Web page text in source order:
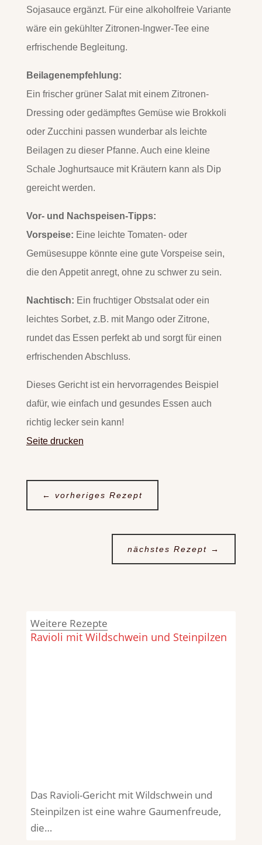
Sojasauce ergänzt. Für eine alkoholfreie Variante
wäre ein gekühlter Zitronen-Ingwer-Tee eine
erfrischende Begleitung.
Beilagenempfehlung:
Ein frischer grüner Salat mit einem Zitronen-
Dressing oder gedämpftes Gemüse wie Brokkoli
oder Zucchini passen wunderbar als leichte
Beilagen zu dieser Pfanne. Auch eine kleine
Schale Joghurtsauce mit Kräutern kann als Dip
gereicht werden.
Vor- und Nachspeisen-Tipps:
Vorspeise: Eine leichte Tomaten- oder
Gemüsesuppe könnte eine gute Vorspeise sein,
die den Appetit anregt, ohne zu schwer zu sein.
Nachtisch: Ein fruchtiger Obstsalat oder ein
leichtes Sorbet, z.B. mit Mango oder Zitrone,
rundet das Essen perfekt ab und sorgt für einen
erfrischenden Abschluss.
Dieses Gericht ist ein hervorragendes Beispiel
dafür, wie einfach und gesundes Essen auch
richtig lecker sein kann!
Seite drucken
← vorheriges Rezept
nächstes Rezept →
Weitere Rezepte
Ravioli mit Wildschwein und Steinpilzen
Das Ravioli-Gericht mit Wildschwein und
Steinpilzen ist eine wahre Gaumenfreude,
die…